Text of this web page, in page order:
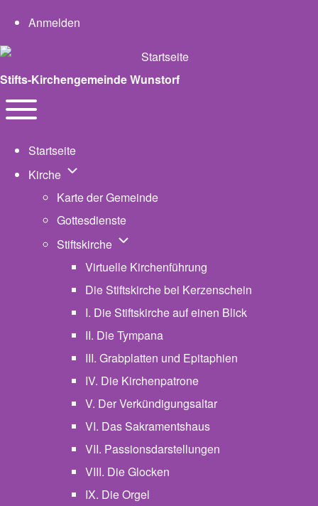
User account menu
Anmelden
Stifts-Kirchengemeinde Wunstorf
Navigation
Startseite
Kirche Unternavigation von Kirche
Karte der Gemeinde
Gottesdienste
Stiftskirche Unternavigation von Stiftskirche
Virtuelle Kirchenführung
Die Stiftskirche bei Kerzenschein
I. Die Stiftskirche auf einen Blick
II. Die Tympana
III. Grabplatten und Epitaphien
IV. Die Kirchenpatrone
V. Der Verkündigungsaltar
VI. Das Sakramentshaus
VII. Passionsdarstellungen
VIII. Die Glocken
IX. Die Orgel